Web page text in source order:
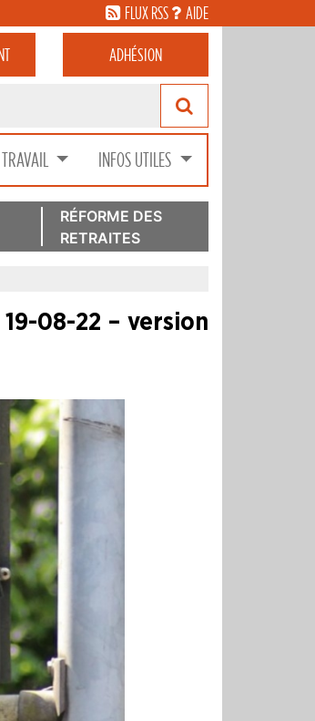
FLUX RSS AIDE
ADHÉSION
INFOS UTILES
RÉFORME DES
RETRAITES
08-22 – version